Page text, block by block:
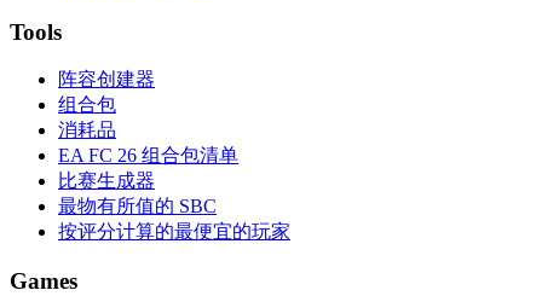
Tools
阵容创建器
组合包
消耗品
EA FC 26 组合包清单
比赛生成器
最物有所值的 SBC
按评分计算的最便宜的玩家
Games